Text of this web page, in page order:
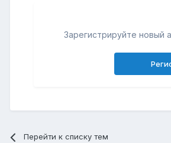
Зарегистрируйте новый
Перейти к списку тем